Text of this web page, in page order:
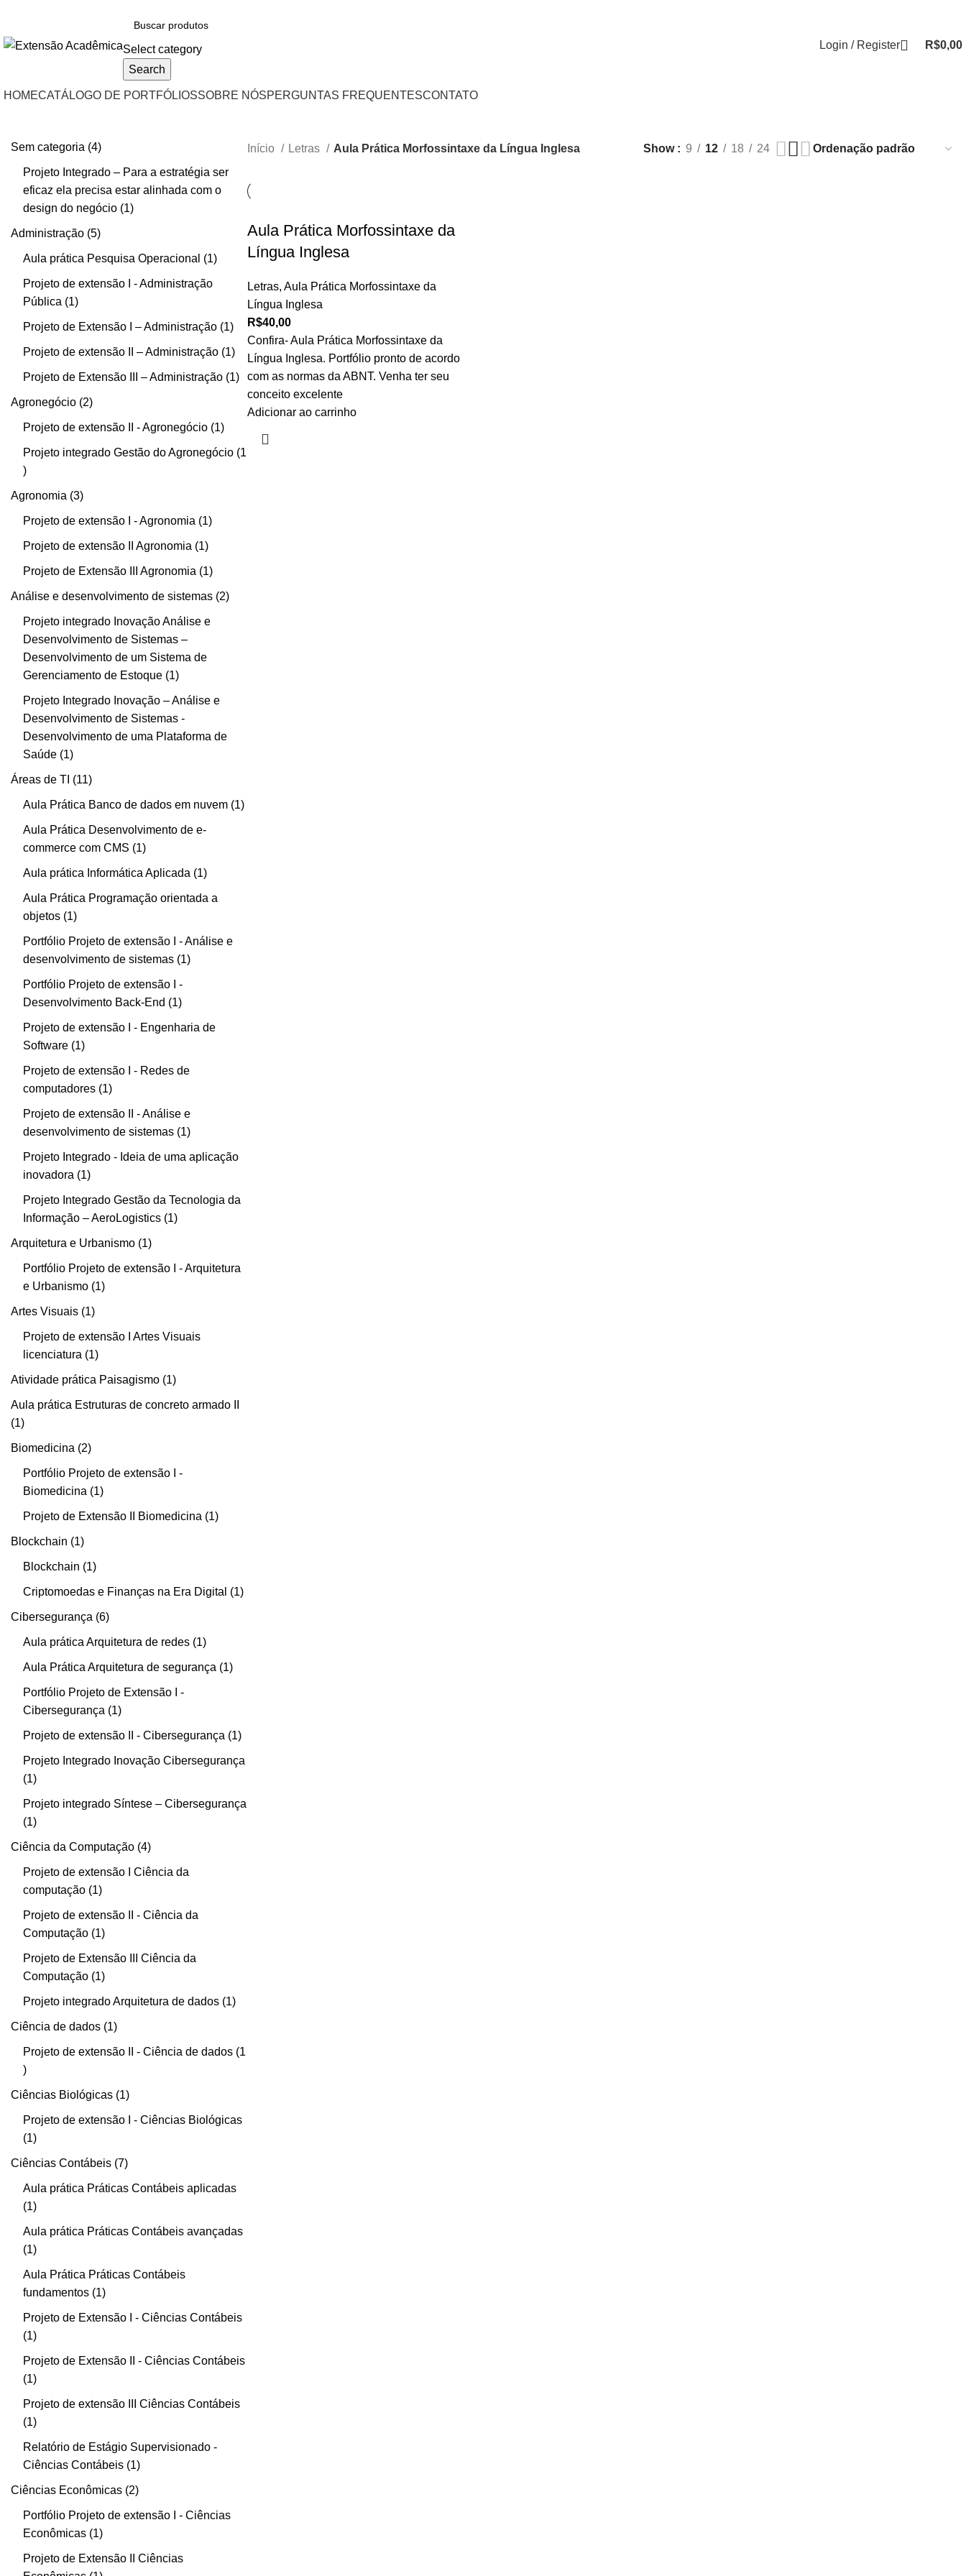
Select category
Search
Login / Register R$0,00
HOMECATÁLOGO DE PORTFÓLIOSSOBRE NÓSPERGUNTAS FREQUENTESCONTATO
Sem categoria 4
Projeto Integrado – Para a estratégia ser
eficaz ela precisa estar alinhada com o
design do negócio 1
Administração 5
Aula prática Pesquisa Operacional 1
Projeto de extensão I - Administração
Pública
1
Projeto de Extensão I – Administração 1
Projeto de extensão II – Administração 1
Projeto de Extensão III – Administração 1
Agronegócio 2
Projeto de extensão II - Agronegócio 1
Projeto integrado Gestão do Agronegócio 1
Agronomia 3
Projeto de extensão I - Agronomia 1
Projeto de extensão II Agronomia 1
Projeto de Extensão III Agronomia 1
Análise e desenvolvimento de sistemas 2
Projeto integrado Inovação Análise e
Desenvolvimento de Sistemas –
Desenvolvimento de um Sistema de
Gerenciamento de Estoque 1
Projeto Integrado Inovação – Análise e
Desenvolvimento de Sistemas -
Desenvolvimento de uma Plataforma de
Saúde 1
Áreas de TI 11
Aula Prática Banco de dados em nuvem 1
Aula Prática Desenvolvimento de e-
commerce com CMS
1
Aula prática Informática Aplicada 1
Aula Prática Programação orientada a
objetos 1
Portfólio Projeto de extensão I - Análise e
desenvolvimento de sistemas 1
Portfólio Projeto de extensão I -
Desenvolvimento Back-End
1
Projeto de extensão I - Engenharia de
Software 1
Projeto de extensão I - Redes de
computadores 1
Projeto de extensão II - Análise e
desenvolvimento de sistemas 1
Projeto Integrado - Ideia de uma aplicação
inovadora
1
Projeto Integrado Gestão da Tecnologia da
Informação – AeroLogistics 1
Arquitetura e Urbanismo 1
Portfólio Projeto de extensão I - Arquitetura
e Urbanismo 1
Artes Visuais 1
Projeto de extensão I Artes Visuais
licenciatura
1
Atividade prática Paisagismo 1
Aula prática Estruturas de concreto armado II
1
Biomedicina 2
Portfólio Projeto de extensão I -
Biomedicina
1
Projeto de Extensão II Biomedicina 1
Blockchain 1
Blockchain 1
Criptomoedas e Finanças na Era Digital 1
Cibersegurança 6
Aula prática Arquitetura de redes 1
Aula Prática Arquitetura de segurança 1
Portfólio Projeto de Extensão I -
Cibersegurança
1
Projeto de extensão II - Cibersegurança 1
Projeto Integrado Inovação Cibersegurança
1
Projeto integrado Síntese – Cibersegurança
1
Ciência da Computação 4
Projeto de extensão I Ciência da
computação 1
Projeto de extensão II - Ciência da
Computação 1
Projeto de Extensão III Ciência da
Computação 1
Projeto integrado Arquitetura de dados 1
Ciência de dados 1
Projeto de extensão II - Ciência de dados 1
Ciências Biológicas 1
Projeto de extensão I - Ciências Biológicas
1
Ciências Contábeis 7
Aula prática Práticas Contábeis aplicadas
1
Aula prática Práticas Contábeis avançadas
1
Aula Prática Práticas Contábeis
fundamentos 1
Projeto de Extensão I - Ciências Contábeis
1
Projeto de Extensão II - Ciências Contábeis
1
Projeto de extensão III Ciências Contábeis
1
Relatório de Estágio Supervisionado -
Ciências Contábeis 1
Ciências Econômicas 2
Portfólio Projeto de extensão I - Ciências
Econômicas 1
Projeto de Extensão II Ciências
Início Letras Aula Prática Morfossintaxe da Língua Inglesa Show 9 12 18 24
Aula Prática Morfossintaxe da
Língua Inglesa
Letras, Aula Prática Morfossintaxe da
Língua Inglesa
R$40,00
Confira- Aula Prática Morfossintaxe da
Língua Inglesa. Portfólio pronto de acordo
com as normas da ABNT. Venha ter seu
conceito excelente
Adicionar ao carrinho